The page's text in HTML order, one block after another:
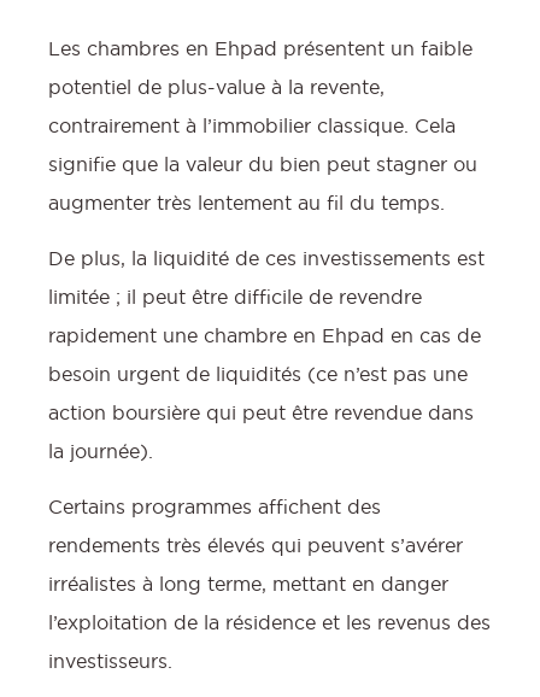
Les chambres en Ehpad présentent un faible
potentiel de plus-value à la revente,
contrairement à l’immobilier classique. Cela
signifie que la valeur du bien peut stagner ou
augmenter très lentement au fil du temps.
De plus, la liquidité de ces investissements est
limitée ; il peut être difficile de revendre
rapidement une chambre en Ehpad en cas de
besoin urgent de liquidités (ce n’est pas une
action boursière qui peut être revendue dans
la journée).
Certains programmes affichent des
rendements très élevés qui peuvent s’avérer
irréalistes à long terme, mettant en danger
l’exploitation de la résidence et les revenus des
investisseurs.